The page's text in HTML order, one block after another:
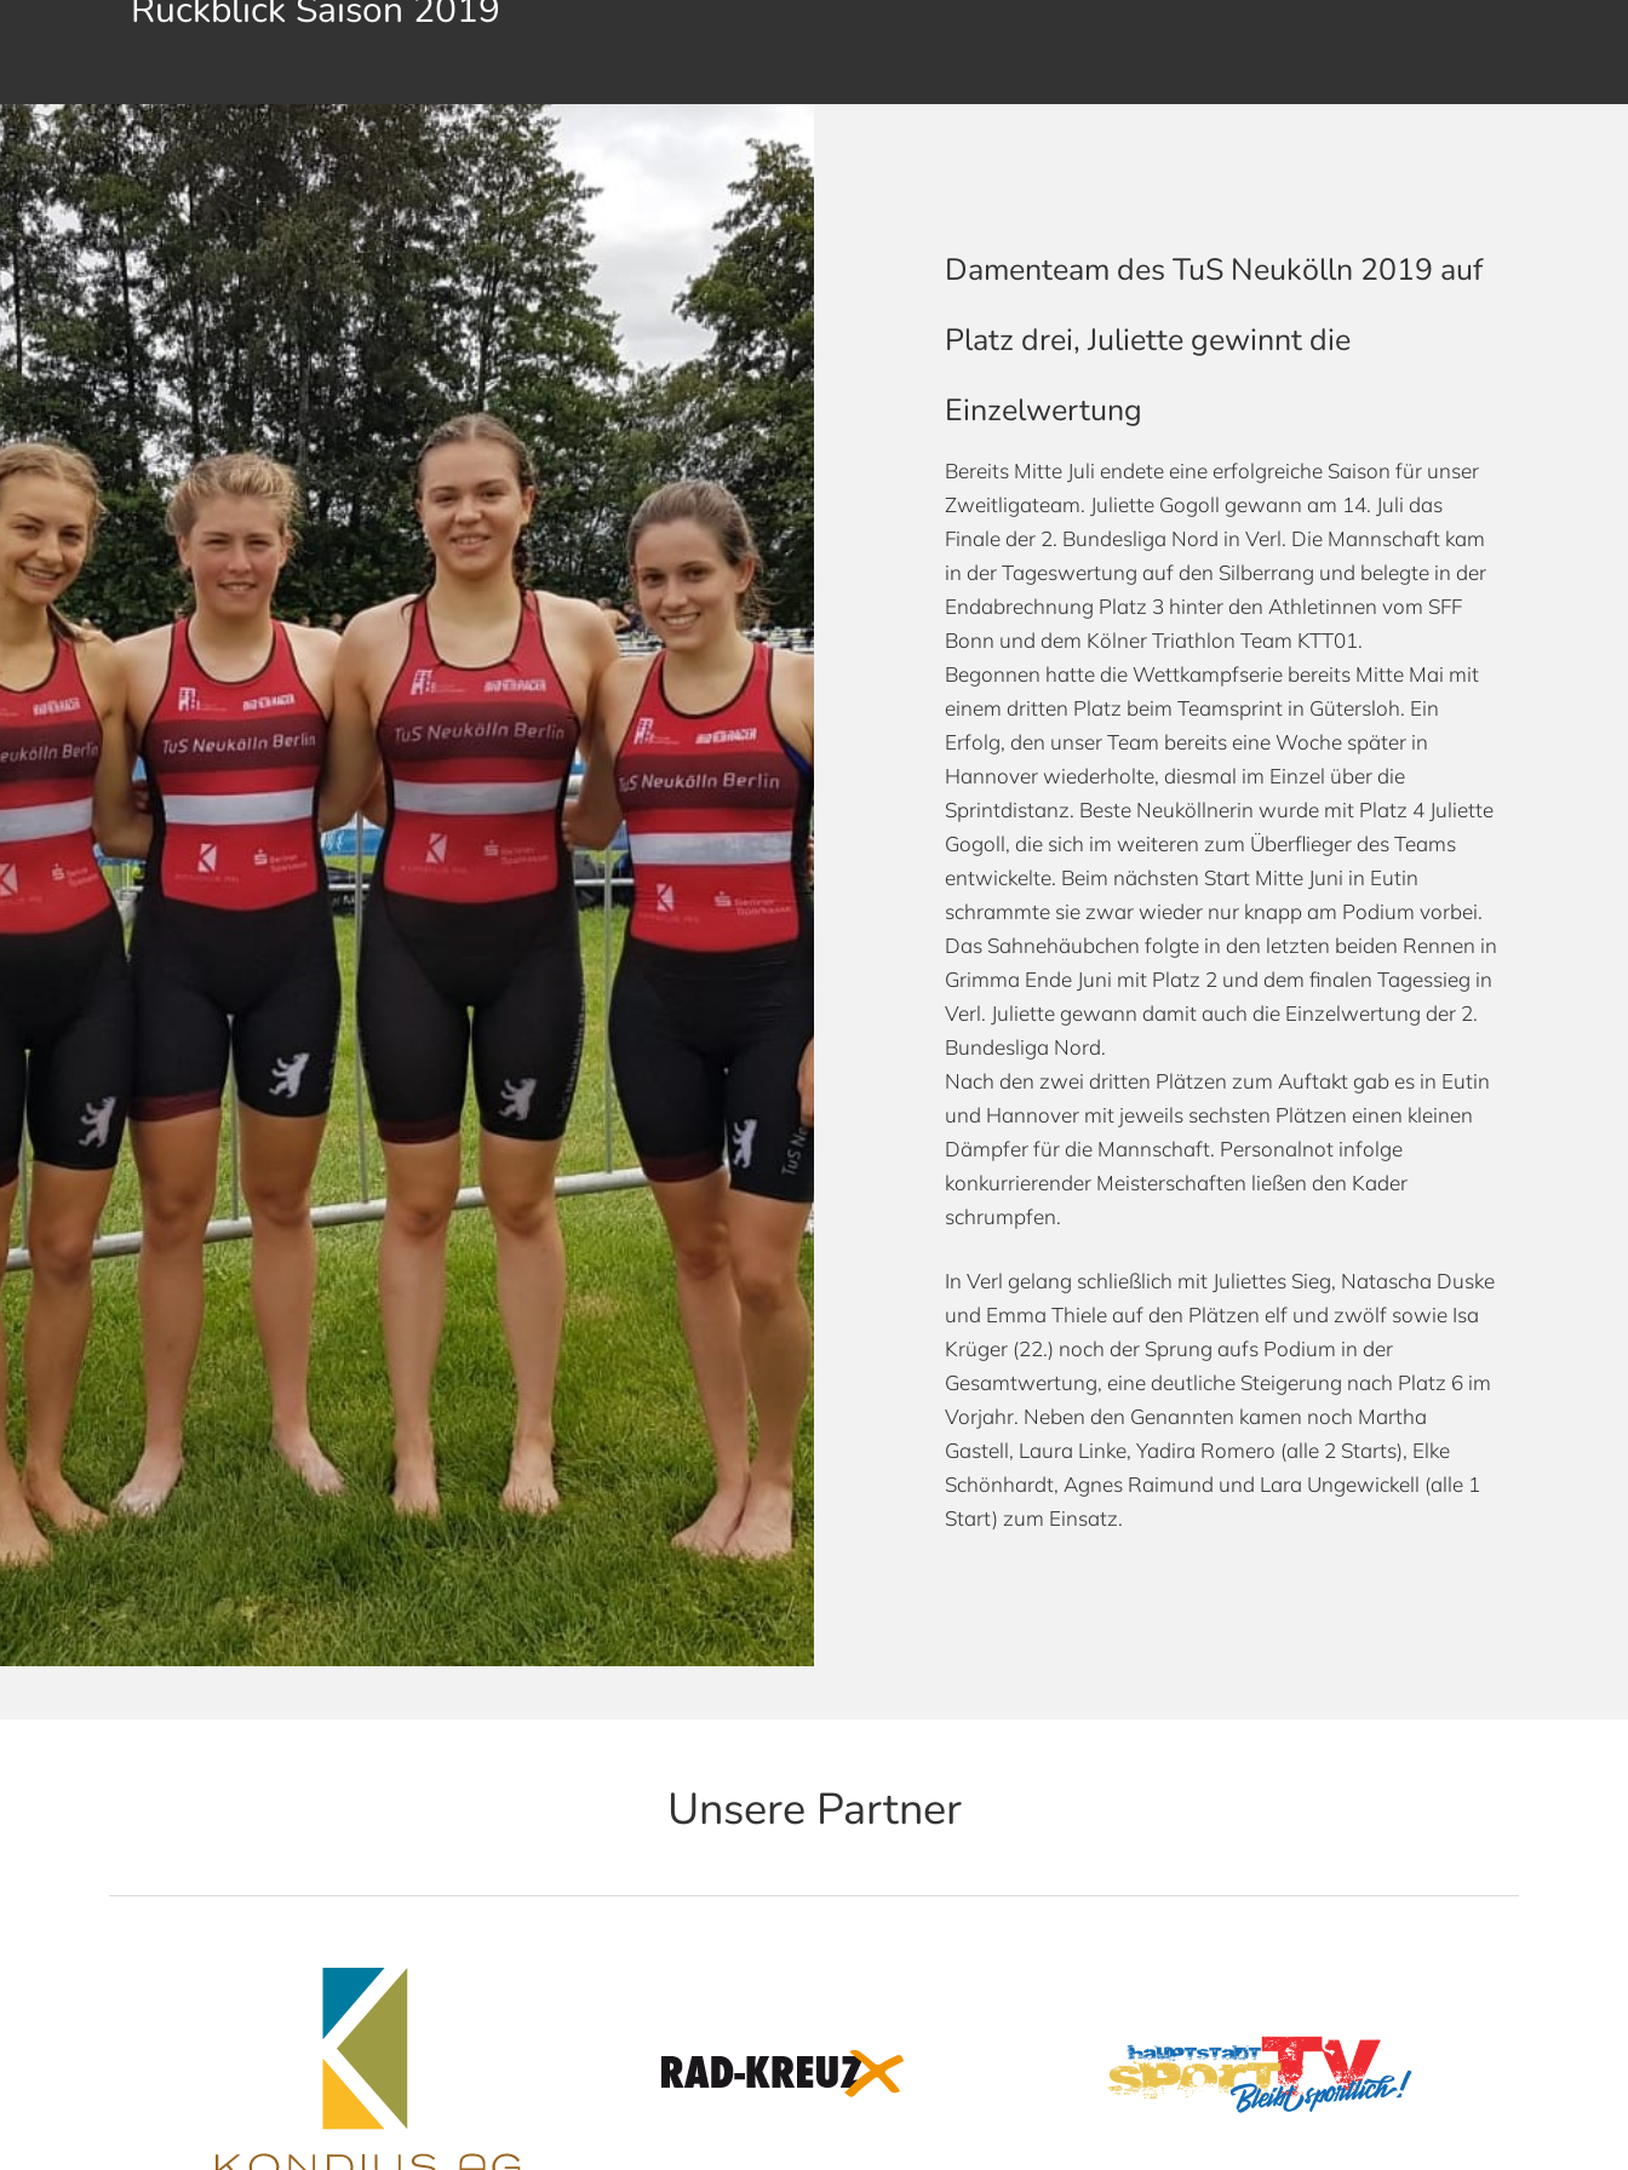
Rückblick Saison 2019
Damenteam des TuS Neukölln 2019 auf
Platz drei, Juliette gewinnt die
Einzelwertung
Bereits Mitte Juli endete eine erfolgreiche Saison für unser
Zweitligateam. Juliette Gogoll gewann am 14. Juli das
Finale der 2. Bundesliga Nord in Verl. Die Mannschaft kam
in der Tageswertung auf den Silberrang und belegte in der
Endabrechnung Platz 3 hinter den Athletinnen vom SFF
Bonn und dem Kölner Triathlon Team KTT01.
Begonnen hatte die Wettkampfserie bereits Mitte Mai mit
einem dritten Platz beim Teamsprint in Gütersloh. Ein
Erfolg, den unser Team bereits eine Woche später in
Hannover wiederholte, diesmal im Einzel über die
Sprintdistanz. Beste Neuköllnerin wurde mit Platz 4 Juliette
Gogoll, die sich im weiteren zum Überflieger des Teams
entwickelte. Beim nächsten Start Mitte Juni in Eutin
schrammte sie zwar wieder nur knapp am Podium vorbei.
Das Sahnehäubchen folgte in den letzten beiden Rennen in
Grimma Ende Juni mit Platz 2 und dem finalen Tagessieg in
Verl. Juliette gewann damit auch die Einzelwertung der 2.
Bundesliga Nord.
Nach den zwei dritten Plätzen zum Auftakt gab es in Eutin
und Hannover mit jeweils sechsten Plätzen einen kleinen
Dämpfer für die Mannschaft. Personalnot infolge
konkurrierender Meisterschaften ließen den Kader
schrumpfen.
In Verl gelang schließlich mit Juliettes Sieg, Natascha Duske
und Emma Thiele auf den Plätzen elf und zwölf sowie Isa
Krüger (22.) noch der Sprung aufs Podium in der
Gesamtwertung, eine deutliche Steigerung nach Platz 6 im
Vorjahr. Neben den Genannten kamen noch Martha
Gastell, Laura Linke, Yadira Romero (alle 2 Starts), Elke
Schönhardt, Agnes Raimund und Lara Ungewickell (alle 1
Start) zum Einsatz.
Unsere Partner